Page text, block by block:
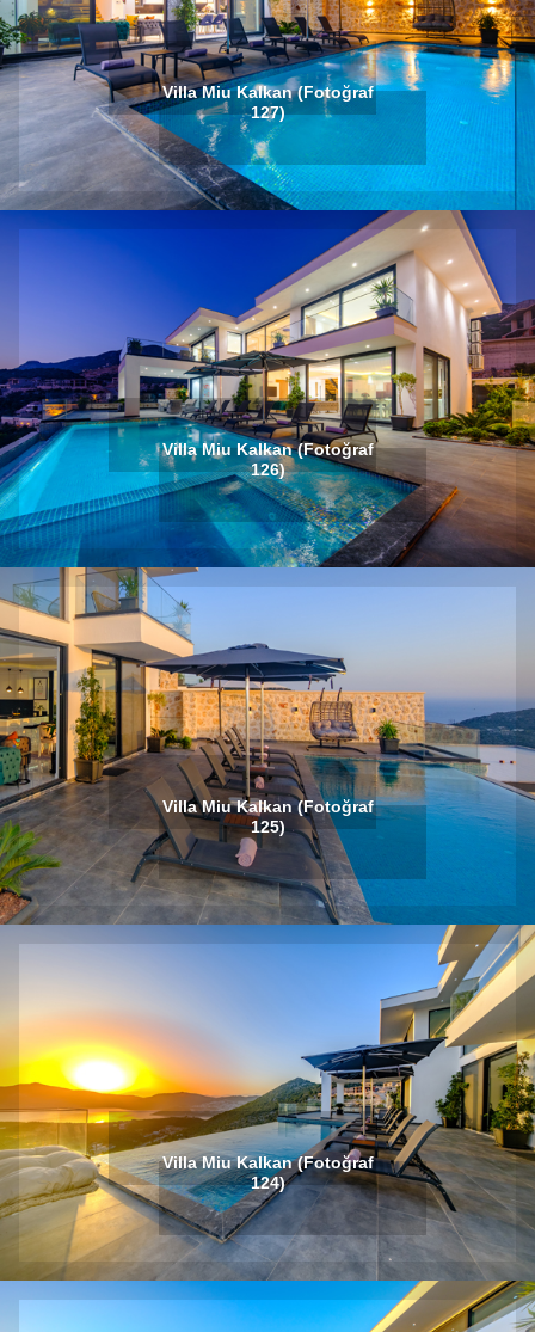
Villa Miu Kalkan (Fotoğraf
127)
Villa Miu Kalkan (Fotoğraf
126)
Villa Miu Kalkan (Fotoğraf
125)
Villa Miu Kalkan (Fotoğraf
124)